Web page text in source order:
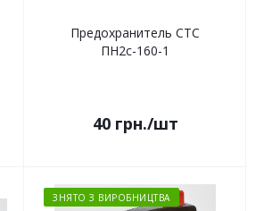
Предохранитель СТС
ПН2с-160-1
40грн./шт
ЗНЯТО З ВИРОБНИЦТВА